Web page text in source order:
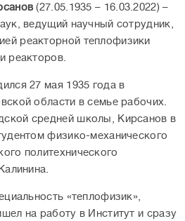
(27.05.1935 – 16.03.2022) –
ведущий научный сотрудник,
реакторной теплофизики
реакторов.
27 мая 1935 года в
области в семье рабочих.
средней школы, Кирсанов в
физико-механического
политехнического
«теплофизик»,
на работу в Институт и сразу